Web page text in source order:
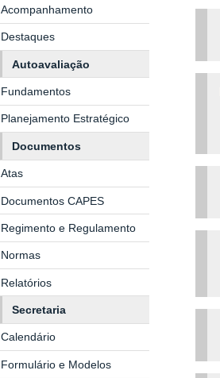
Acompanhamento
Destaques
Autoavaliação
Fundamentos
Planejamento Estratégico
Documentos
Atas
Documentos CAPES
Regimento e Regulamento
Normas
Relatórios
Secretaria
Calendário
Formulário e Modelos